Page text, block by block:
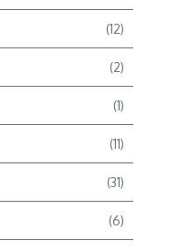
(12)
(2)
(1)
(11)
(31)
(6)